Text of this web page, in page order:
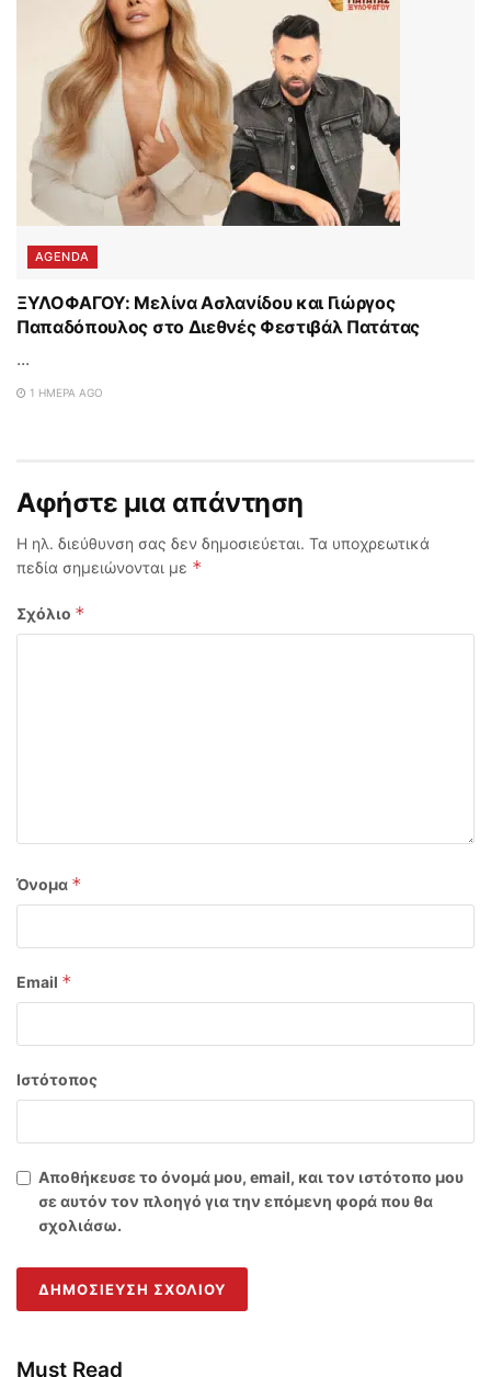
AGENDA
ΞΥΛΟΦΑΓΟΥ: Μελίνα Ασλανίδου και Γιώργος
Παπαδόπουλος στο Διεθνές Φεστιβάλ Πατάτας
...
1 ΗΜΈΡΑ AGO
Αφήστε μια απάντηση
Η ηλ. διεύθυνση σας δεν δημοσιεύεται. Τα υποχρεωτικά
πεδία σημειώνονται με *
Σχόλιο *
Όνομα *
Email *
Ιστότοπος
Αποθήκευσε το όνομά μου, email, και τον ιστότοπο μου
σε αυτόν τον πλοηγό για την επόμενη φορά που θα
σχολιάσω.
Must Read